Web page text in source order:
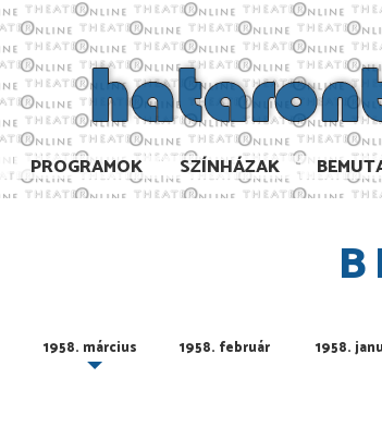
PROGRAMOK SZÍNHÁZAK
1958. március 1958. február 1958.